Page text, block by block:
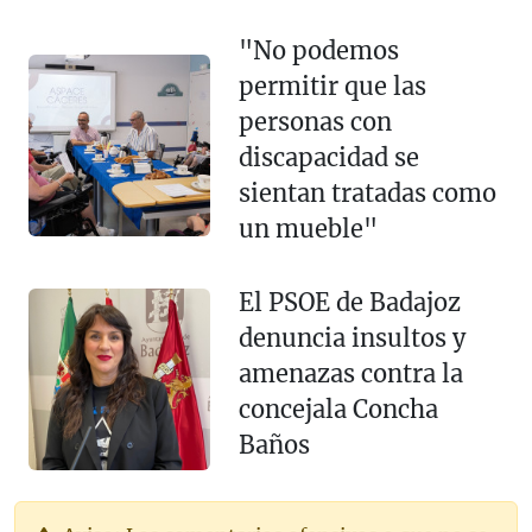
"No podemos
permitir que las
personas con
discapacidad se
sientan tratadas como
un mueble"
El PSOE de Badajoz
denuncia insultos y
amenazas contra la
concejala Concha
Baños